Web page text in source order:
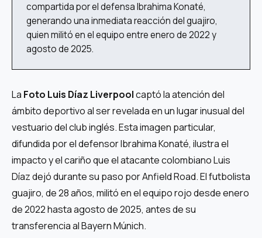
compartida por el defensa Ibrahima Konaté,
generando una inmediata reacción del guajiro,
quien militó en el equipo entre enero de 2022 y
agosto de 2025.
La Foto Luis Díaz Liverpoolcaptó la atención del
ámbito deportivo al ser revelada en un lugar inusual del
vestuario del club inglés. Esta imagen particular,
difundida por el defensor Ibrahima Konaté, ilustra el
impacto y el cariño que el atacante colombiano Luis
Díaz dejó durante su paso por Anfield Road. El futbolista
guajiro, de 28 años, militó en el equipo rojo desde enero
de 2022 hasta agosto de 2025, antes de su
transferencia al Bayern Múnich.